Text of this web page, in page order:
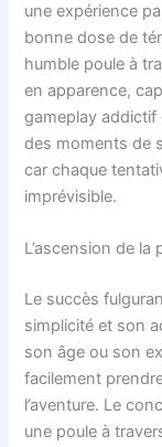
une expérience
bonne dose de
humble poule à
en apparence,
gameplay addictif
des moments de
car chaque
imprévisible.
L’ascension de
Le succès
simplicité et son
son âge ou son
facilement
l’aventure. Le
une poule à